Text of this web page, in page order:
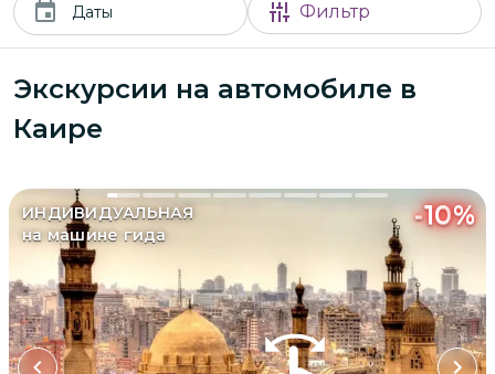
Даты Фильтр
Экскурсии на автомобиле в
Каире
ИНДИВИДУАЛЬНАЯ
на машине гида
-10%